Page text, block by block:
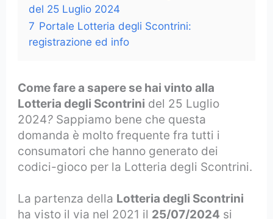
del 25 Luglio 2024
7 Portale Lotteria degli Scontrini:
registrazione ed info
Come fare a sapere se hai vinto alla
Lotteria degli Scontrini del 25 Luglio
2024? Sappiamo bene che questa
domanda è molto frequente fra tutti i
consumatori che hanno generato dei
codici-gioco per la Lotteria degli Scontrini.
La partenza della Lotteria degli Scontrini
ha visto il via nel 2021 il 25/07/2024 si